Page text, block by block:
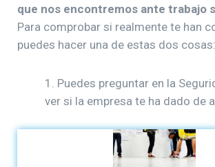
que nos encontremos ante trabajo
Para comprobar si realmente te han
puedes hacer una de estas dos cosas:
1. Puedes preguntar en la
ver si la empresa te ha dado de